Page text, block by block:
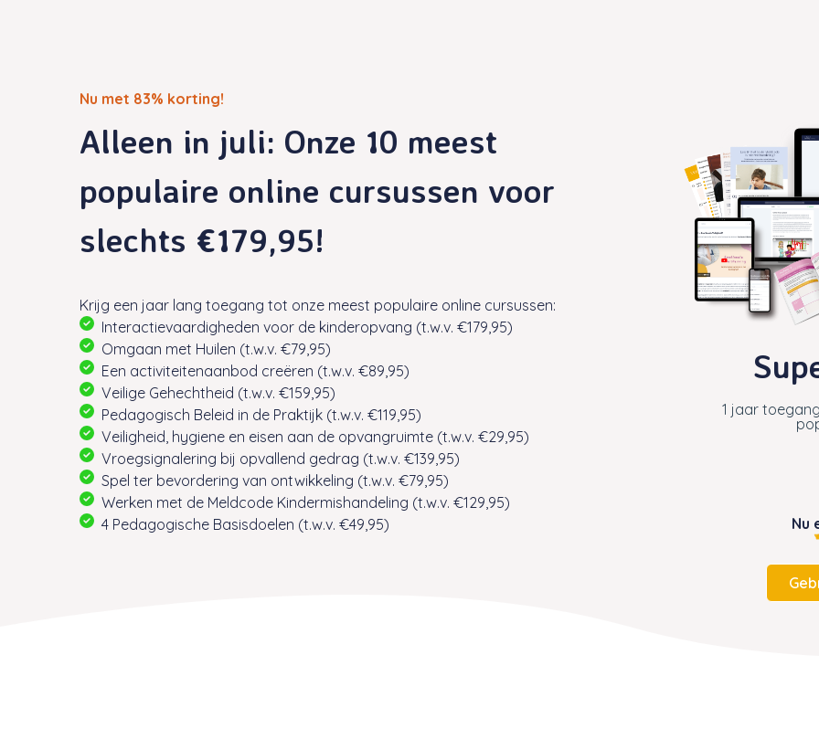
Nu met 83% korting!
Alleen in juli: Onze 10 meest
populaire online cursussen voor
slechts €179,95!
Krijg een jaar lang toegang tot onze meest populaire online cursussen:
Interactievaardigheden voor de kinderopvang (t.w.v. €179,95)
Omgaan met Huilen (t.w.v. €79,95)
Een activiteitenaanbod creëren (t.w.v. €89,95)
Veilige Gehechtheid (t.w.v. €159,95)
Pedagogisch Beleid in de Praktijk (t.w.v. €119,95)
Veiligheid, hygiene en eisen aan de opvangruimte (t.w.v. €29,95)
Vroegsignalering bij opvallend gedrag (t.w.v. €139,95)
Spel ter bevordering van ontwikkeling (t.w.v. €79,95)
Werken met de Meldcode Kindermishandeling (t.w.v. €129,95)
4 Pedagogische Basisdoelen (t.w.v. €49,95)
1 jaar
Nu